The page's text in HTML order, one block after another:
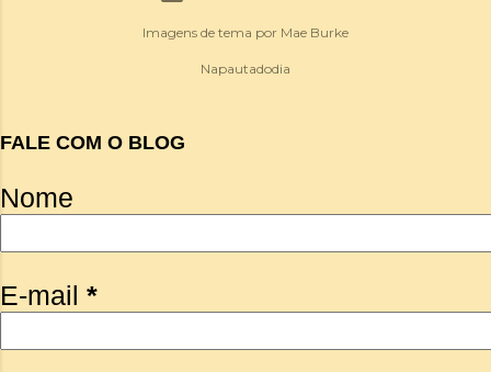
Imagens de tema por Mae Burke
Napautadodia
FALE COM O BLOG
Nome
E-mail *